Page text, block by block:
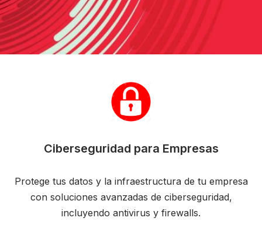
Ciberseguridad para Empresas
Protege tus datos y la infraestructura de tu empresa
con soluciones avanzadas de ciberseguridad,
incluyendo antivirus y firewalls.